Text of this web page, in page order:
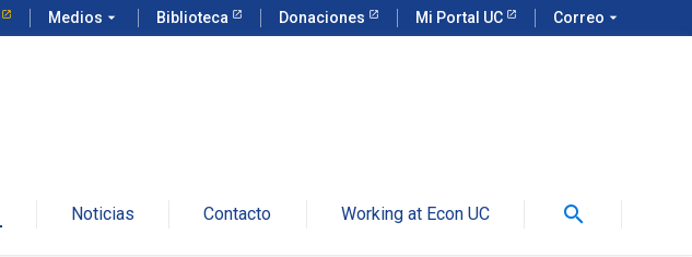
Medios arrow_drop_down Biblioteca Donaciones Mi Portal UC Correo arrow_drop_down
Noticias Contacto Working at Econ UC search